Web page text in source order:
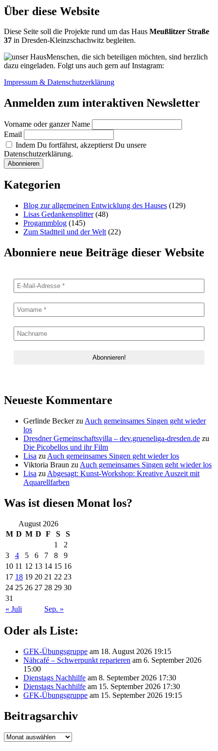
Über diese Website
Diese Seite soll die Projekte rund um das Haus Meußlitzer Straße
37 in Dresden-Kleinzschachwitz begleiten.
Menschen, die sich beteiligen möchten, sind herzlich
dazu eingeladen. Folgt uns auch gern auf Instagram:
Impressum & Datenschutzerklärung
Anmelden zum interaktiven Newsletter
Vorname oder ganzer Name
Email
Indem Du fortfährst, akzeptierst Du unsere
Datenschutzerklärung.
Kategorien
Blog zur allgemeinen Entwicklung des Hauses (129)
Lisas Gedankensplitter(48)
Progammblog (145)
Zum Stadtteil und der Welt (22)
Abonniere neue Beiträge dieser Website
Neueste Kommentare
Gerlinde Beckerzu Auch gemeinsames Singen geht wieder
los
Dresdner Gemeinschaftsvilla – dev.grueneliga-dresden.de zu
Die Picobellos und ihr Film
Lisa zu Auch gemeinsames Singen geht wieder los
Viktoria Braun zu Auch gemeinsames Singen geht wieder los
Lisa zu Abgesagt: Kunst-Workshop: Kreative Auszeit mit
Aquarellfarben
Was ist diesen Monat los?
August 2026
M D M D F S
S
1
2
3
4 5 6 7 8
9
10 11 12 13 14 15 16
17 18 19 20 21 22 23
24 25 26 27 28 29 30
31
« Juli
Sep. »
Oder als Liste:
GFK-Übungsgruppe am 18. August 2026 19:15
Nähcafé – Schwerpunkt reparieren am 6. September 2026
15:00
Dienstags Nachhilfe am 8. September 2026 17:30
Dienstags Nachhilfe am 15. September 2026 17:30
GFK-Übungsgruppe am 15. September 2026 19:15
Beitragsarchiv
Beitragsarchiv